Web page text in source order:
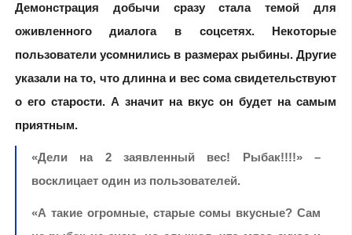
Демонстрация добычи сразу стала темой для
оживленного диалога в соцсетях. Некоторые
пользователи усомнились в размерах рыбины. Другие
указали на то, что длинна и вес сома свидетельствуют
о его старости. А значит на вкус он будет на самым
приятным.
«Дели на 2 заявленный вес! Рыбак!!!!» –
восклицает один из пользователей.
«А такие огромные, старые сомы вкусные? Сам